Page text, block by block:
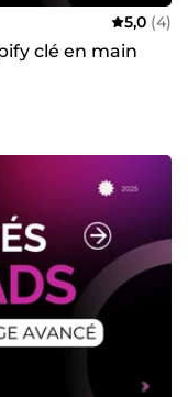
5,0 (4)
clé en main